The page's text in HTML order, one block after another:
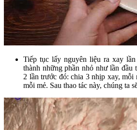
Tiếp tục lấy nguyên liệu ra xay
thành những phần nhỏ như lần đầu
2 lần trước đó: chia 3 nhịp xay, mỗi
mỗi mẻ. Sau thao tác này, chúng ta